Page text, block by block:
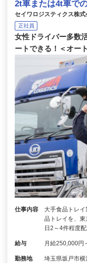
2t車または4t車で
セイワロジスティクス株
正社員
女性ドライバー多数
ートできる！＜オー
仕事内容
大手食品トレ
品トレイを、
日2～4件程度
給与 月給250,000円
勤務地
埼玉県坂戸市